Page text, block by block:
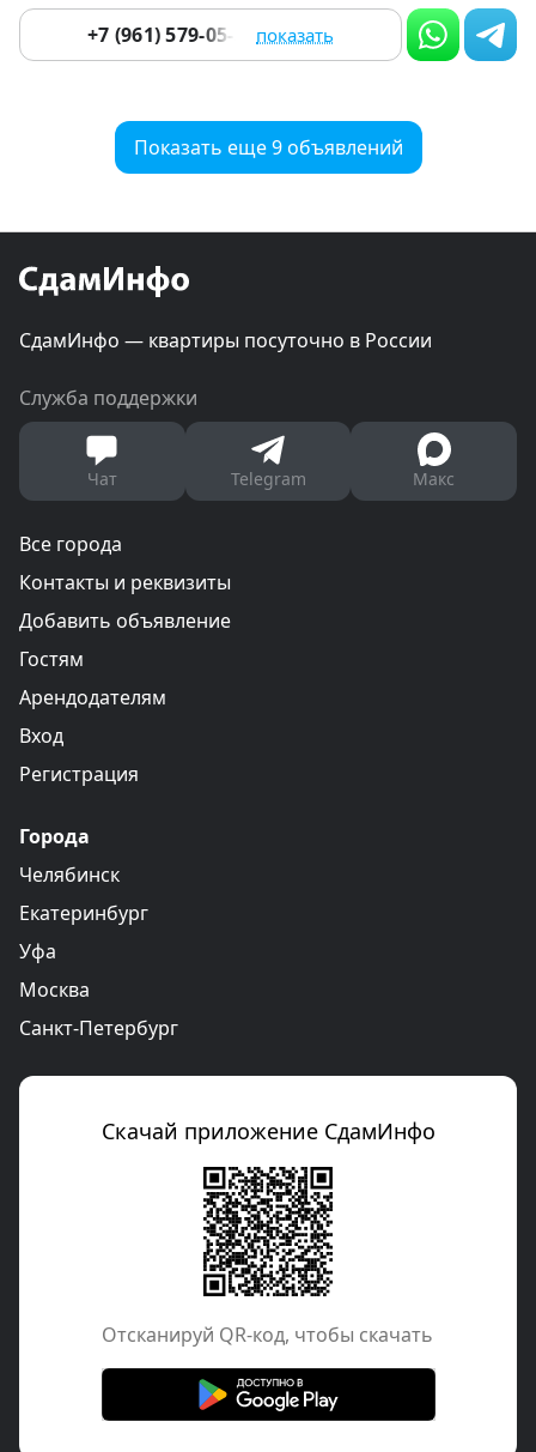
+7 (961) 579-05-51 показать
Показать еще 9 объявлений
СдамИнфо — квартиры посуточно в России
Служба поддержки
Чат Telegram Макс
Все города
Контакты и реквизиты
Добавить объявление
Гостям
Арендодателям
Вход
Регистрация
Города
Челябинск
Екатеринбург
Уфа
Москва
Санкт-Петербург
Скачай приложение СдамИнфо
Отcканируй QR-код, чтобы скачать